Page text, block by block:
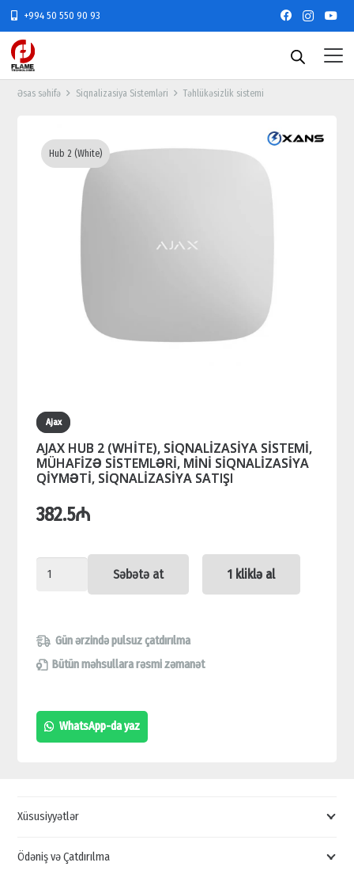
+994 50 550 90 93
Əsas səhifə Siqnalizasiya Sistemləri Təhlükəsizlik sistemi
Hub 2 (White)
Ajax
AJAX HUB 2 (WHİTE), SİQNALİZASİYA SİSTEMİ,
MÜHAFİZƏ SİSTEMLƏRİ, MİNİ SİQNALİZASİYA
QİYMƏTİ, SİQNALİZASİYA SATIŞI
382.5₼
AJAX
(WHİTE),
SİQNALİZASİYA
MÜHAFİZƏ
SİSTEMLƏRİ,
SATIŞI
Səbətə at 1 kliklə al
Gün ərzində pulsuz çatdırılma
Bütün məhsullara rəsmi zəmanət
WhatsApp-da yaz
Xüsusiyyətlər
Ödəniş və Çatdırılma